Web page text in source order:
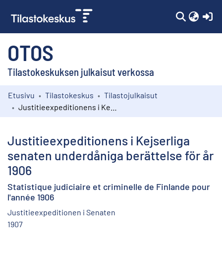
OTOS
Tilastokeskuksen julkaisut verkossa
Kokoelmat
Etusivu Tilastokeskus
Tilastojulkaisut
Justitieexpeditionens i Kejserliga
senaten underdåniga berättelse för år
1906
Statistique judiciaire et criminelle de Finlande pour
l'année 1906
Justitieexpeditionen i Senaten
1907